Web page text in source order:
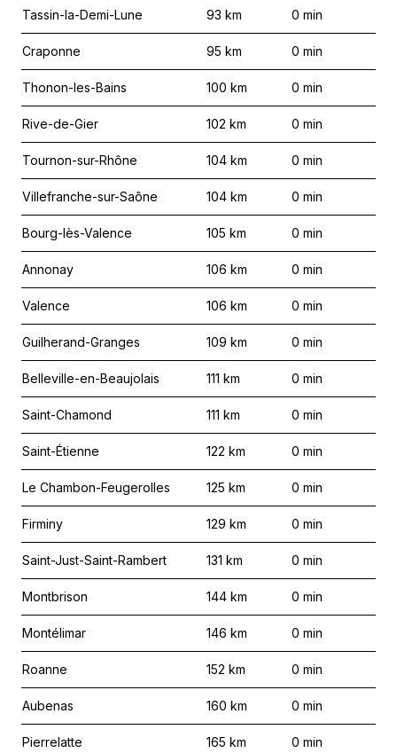
Tassin-la-Demi-Lune 93 km 0 min
Craponne 95 km 0 min
Thonon-les-Bains 100 km 0 min
Rive-de-Gier 102 km 0 min
Tournon-sur-Rhône 104 km 0 min
Villefranche-sur-Saône 104 km 0 min
Bourg-lès-Valence 105 km 0 min
Annonay 106 km 0 min
Valence 106 km 0 min
Guilherand-Granges 109 km 0 min
Belleville-en-Beaujolais 111 km 0 min
Saint-Chamond 111 km 0 min
Saint-Étienne 122 km 0 min
Le Chambon-Feugerolles 125 km 0 min
Firminy 129 km 0 min
Saint-Just-Saint-Rambert 131 km 0 min
Montbrison 144 km 0 min
Montélimar 146 km 0 min
Roanne 152 km 0 min
Aubenas 160 km 0 min
Pierrelatte 165 km 0 min